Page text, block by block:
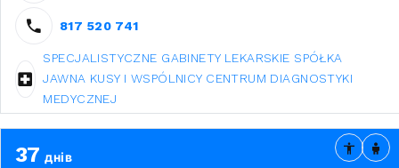
817 520 741
SPECJALISTYCZNE GABINETY LEKARSKIE SPÓŁKA
JAWNA KUSY I WSPÓLNICY CENTRUM DIAGNOSTYKI
MEDYCZNEJ
37 днів